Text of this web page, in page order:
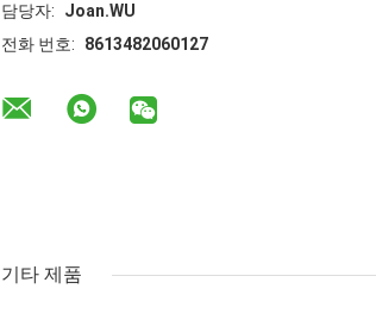
담당자:
Joan.WU
전화 번호:
8613482060127
기타 제품